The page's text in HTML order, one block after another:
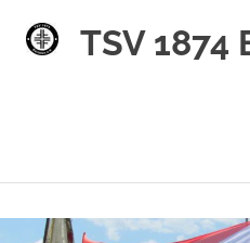
TSV 1874